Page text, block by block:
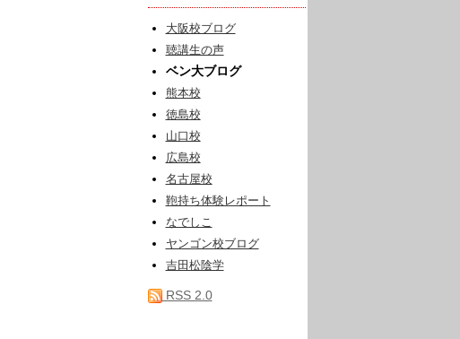
大阪校ブログ
聴講生の声
ベン大ブログ
熊本校
徳島校
山口校
広島校
名古屋校
鞄持ち体験レポート
なでしこ
ヤンゴン校ブログ
吉田松陰学
RSS 2.0